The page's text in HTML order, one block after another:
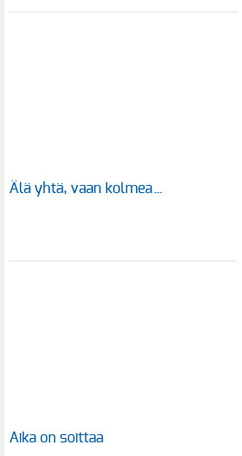
Älä yhtä, vaan kolmea…
Aika on soittaa